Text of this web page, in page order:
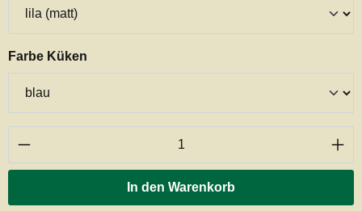
Farbe Küken
Produkt Anzahl: Gib den gewünschten
In den Warenkorb